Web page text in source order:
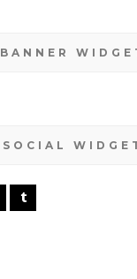
BANNER
SOCIAL